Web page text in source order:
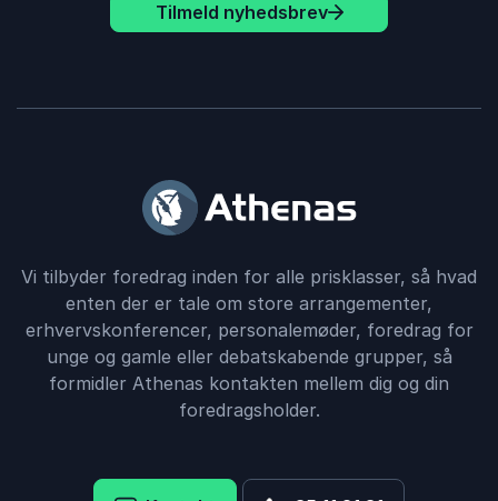
Tilmeld nyhedsbrev
Vi tilbyder foredrag inden for alle prisklasser, så hvad
enten der er tale om store arrangementer,
erhvervskonferencer, personalemøder, foredrag for
unge og gamle eller debatskabende grupper, så
formidler Athenas kontakten mellem dig og din
foredragsholder.